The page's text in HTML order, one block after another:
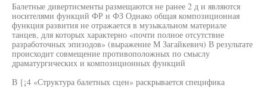
Балетные дивертисменты размещаются не ранее 2 д и являются
носителями функций ФР и ФЗ Однако общая композиционная
функция развития не отражается в музыкальном материале
танцев, для которых характерно «почти полное отсутствие
разработочных эпизодов» (выражение М Загайкевич) В результате
происходит совмещение противоположных по смыслу
драматургических и композиционных функций
В {¡4 «Структура балетных сцен» раскрывается специфика